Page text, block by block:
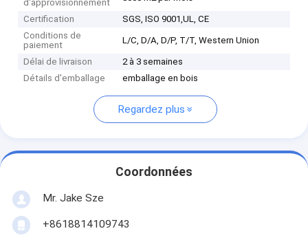
d'approvisionnement
Certification
SGS, ISO 9001,UL, CE
Conditions de
paiement
L/C, D/A, D/P, T/T, Western Union
Délai de livraison
2 à 3 semaines
Détails d'emballage
emballage en bois
Regardez plus
Coordonnées
Mr. Jake Sze
+8618814109743